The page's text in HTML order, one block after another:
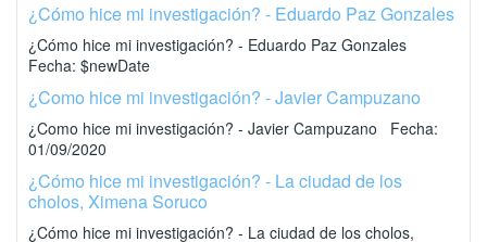
¿Cómo hice mi investigación? - Eduardo Paz Gonzales
¿Cómo hice mi investigación? - Eduardo Paz Gonzales
Fecha: $newDate
¿Como hice mi investigación? - Javier Campuzano
¿Como hice mi investigación? - Javier Campuzano Fecha:
01/09/2020
¿Cómo hice mi investigación? - La ciudad de los
cholos, Ximena Soruco
¿Cómo hice mi investigación? - La ciudad de los cholos,